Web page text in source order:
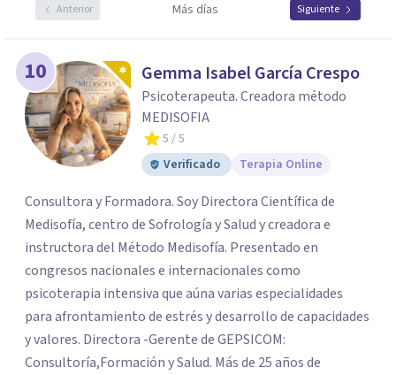
Anterior Más días Siguiente
10 Gemma Isabel García Crespo
Psicoterapeuta. Creadora método
MEDISOFIA
5 / 5
Verificado
Terapia Online
Consultora y Formadora. Soy Directora Científica de
Medisofía, centro de Sofrología y Salud y creadora e
instructora del Método Medisofía. Presentado en
congresos nacionales e internacionales como
psicoterapia intensiva que aúna varias especialidades
para afrontamiento de estrés y desarrollo de capacidades
y valores. Directora -Gerente de GEPSICOM:
Consultoría,Formación y Salud. Más de 25 años de